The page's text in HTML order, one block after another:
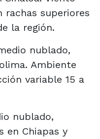
rachas superiores
la región.
nublado,
Ambiente
variable 15 a
nublado,
en Chiapas y